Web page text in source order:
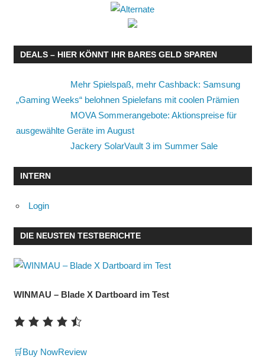
DEALS – HIER KÖNNT IHR BARES GELD SPAREN
Mehr Spielspaß, mehr Cashback: Samsung
„Gaming Weeks“ belohnen Spielefans mit coolen Prämien
MOVA Sommerangebote: Aktionspreise für
ausgewählte Geräte im August
Jackery SolarVault 3 im Summer Sale
INTERN
Login
DIE NEUSTEN TESTBERICHTE
WINMAU – Blade X Dartboard im Test
🛒Buy NowReview